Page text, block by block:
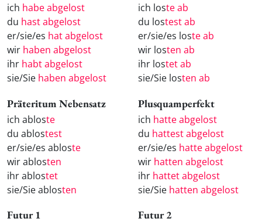
ich habe abgelost
du hast abgelost
er/sie/es hat abgelost
wir haben abgelost
ihr habt abgelost
sie/Sie haben abgelost
ich loste ab
du lostest ab
er/sie/es loste ab
wir losten ab
ihr lostet ab
sie/Sie losten ab
Präteritum Nebensatz
ich abloste
du ablostest
er/sie/es abloste
wir ablosten
ihr ablostet
sie/Sie ablosten
Plusquamperfekt
ich hatte abgelost
du hattest abgelost
er/sie/es hatte abgelost
wir hatten abgelost
ihr hattet abgelost
sie/Sie hatten abgelost
Futur 1 Futur 2